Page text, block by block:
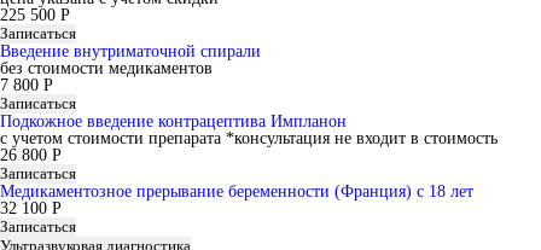
225 500 Р
Записаться
Введение внутриматочной спирали
без стоимости медикаментов
7 800 Р
Записаться
Подкожное введение контрацептива Импланон
с учетом стоимости препарата *консультация не входит в стоимость
26 800 Р
Записаться
Медикаментозное прерывание беременности (Франция) с 18 лет
32 100 Р
Записаться
Ультразвуковая диагностика